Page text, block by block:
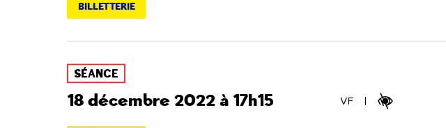
BILLETTERIE
SÉANCE
18 décembre 2022 à 17h15 VF